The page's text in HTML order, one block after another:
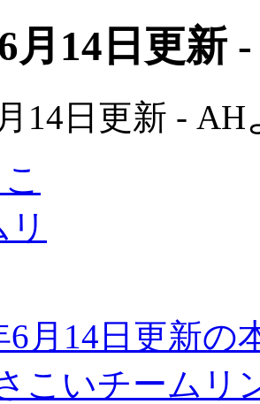
月14日更新
14日更新 -
6月14日更新の
こいチームリ